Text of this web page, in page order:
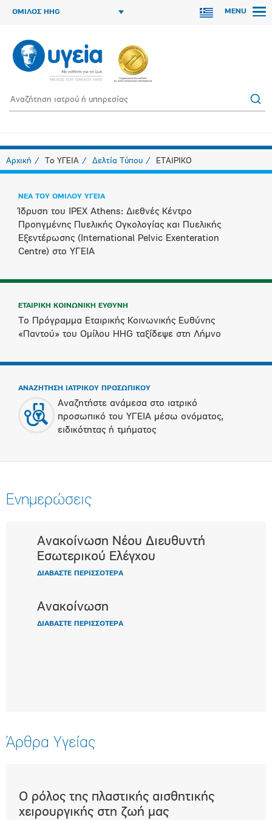
ΟΜΙΛΟΣ HHG MENU
Αρχική Το ΥΓΕΙΑ Δελτία Τύπου ΕΤΑΙΡΙΚΟ
ΝΕΑ ΤΟΥ ΟΜΙΛΟΥ ΥΓΕΙΑ
Ίδρυση του IPEX Athens: Διεθνές Κέντρο
Προηγμένης Πυελικής Ογκολογίας και Πυελικής
Εξεντέρωσης (International Pelvic Exenteration
Centre) στο ΥΓΕΙΑ
ΕΤΑΙΡΙΚΗ ΚΟΙΝΩΝΙΚΗ ΕΥΘΥΝΗ
Το Πρόγραμμα Εταιρικής Κοινωνικής Ευθύνης
«Παντού» του Ομίλου HHG ταξίδεψε στη Λήμνο
ΑΝΑΖΗΤΗΣΗ ΙΑΤΡΙΚΟΥ ΠΡΟΣΩΠΙΚΟΥ
Αναζητήστε ανάμεσα στο ιατρικό
προσωπικό του ΥΓΕΙΑ μέσω ονόματος,
ειδικότητας ή τμήματος
Ενημερώσεις
Ανακοίνωση Νέου Διευθυντή
Εσωτερικού Ελέγχου
ΔΙΑΒΑΣΤΕ ΠΕΡΙΣΣΟΤΕΡΑ
Ανακοίνωση
ΔΙΑΒΑΣΤΕ ΠΕΡΙΣΣΟΤΕΡΑ
Άρθρα Υγείας
Ο ρόλος της πλαστικής αισθητικής
χειρουργικής στη ζωή μας